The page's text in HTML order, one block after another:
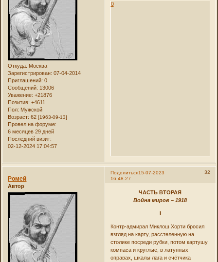
Откуда: Москва
Зарегистрирован: 07-04-2014
Приглашений: 0
Сообщений: 13006
Уважение: +21876
Позитив: +4611
Пол: Мужской
Возраст: 62[1963-09-13]
Провел на форуме:
6 месяцев 29 дней
Последний визит:
02-12-2024 17:04:57
0
Поделиться 32
15-07-2023
16:48:27
Ромей
Автор
ЧАСТЬ ВТОРАЯ
Война миров – 1918
I
Контр-адмирал Миклош Хорти бросил
взгляд на карту, расстеленную на
столике посреди рубки, потом картушу
компаса и круглые, в латунных
оправах, шкалы лага и счётчика